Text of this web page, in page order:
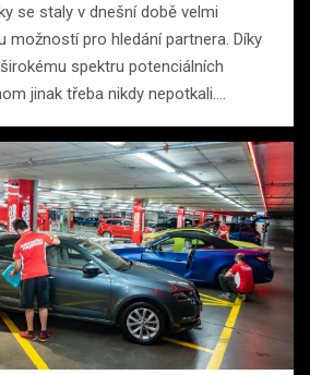
se staly v dnešní době velmi
možností pro hledání partnera. Díky
spektru potenciálních
jinak třeba nikdy nepotkali.…